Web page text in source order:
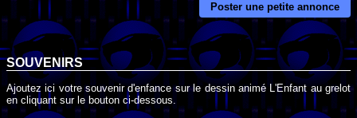
Poster une petite annonce
SOUVENIRS
Ajoutez ici votre souvenir d'enfance sur le dessin animé L'Enfant au grelot
en cliquant sur le bouton ci-dessous.